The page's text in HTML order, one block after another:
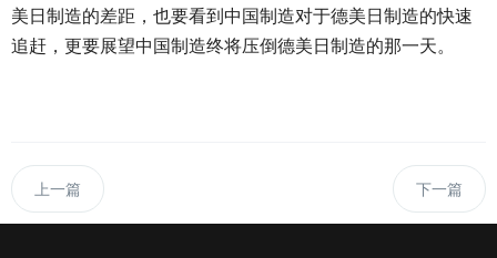
美日制造的差距，也要看到中国制造对于德美日制造的快速
追赶，更要展望中国制造终将压倒德美日制造的那一天。
上一篇 下一篇